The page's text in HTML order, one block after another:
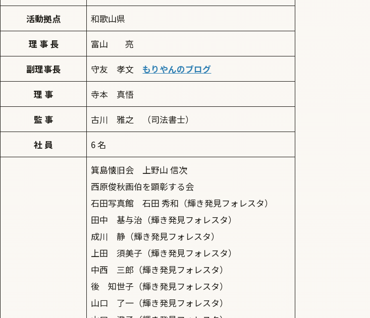
活動拠点
和歌山県
理 事 長
富山 亮
副理事長
守友 孝文 もりやんのブログ
理 事
寺本 真悟
監 事
古川 雅之 （司法書士）
社 員
6 名
箕島懐旧会 上野山 信次
西原俊秋画伯を顕彰する会
石田写真館 石田 秀和（輝き発見フォレスタ）
田中 基与治（輝き発見フォレスタ）
成川 静（輝き発見フォレスタ）
上田 須美子（輝き発見フォレスタ）
中西 三郎（輝き発見フォレスタ）
後 知世子（輝き発見フォレスタ）
山口 了一（輝き発見フォレスタ）